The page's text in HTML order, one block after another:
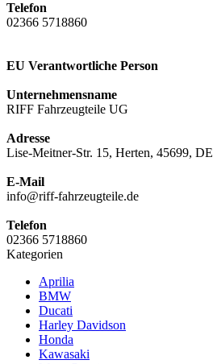
Telefon
02366 5718860
EU Verantwortliche Person
Unternehmensname
RIFF Fahrzeugteile UG
Adresse
Lise-Meitner-Str. 15, Herten, 45699, DE
E-Mail
info@riff-fahrzeugteile.de
Telefon
02366 5718860
Kategorien
Aprilia
BMW
Ducati
Harley Davidson
Honda
Kawasaki